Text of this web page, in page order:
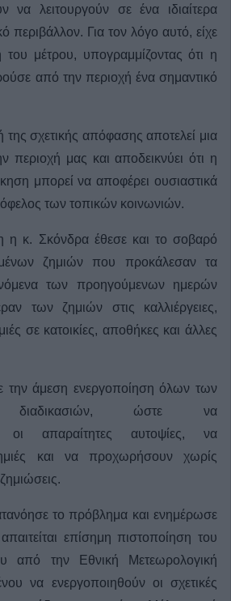
να λειτουργούν σε ένα ιδιαίτερα
περιβάλλον. Για τον λόγο αυτό, είχε
του μέτρου, υπογραμμίζοντας ότι η
από την περιοχή ένα σημαντικό
σχετικής απόφασης αποτελεί μια
περιοχή μας και αποδεικνύει ότι η
μπορεί να αποφέρει ουσιαστικά
των τοπικών κοινωνιών.
η κ. Σκόνδρα έθεσε και το σοβαρό
ζημιών που προκάλεσαν τα
των προηγούμενων ημερών
των ζημιών στις καλλιέργειες,
σε κατοικίες, αποθήκες και άλλες
την άμεση ενεργοποίηση όλων των
διαδικασιών, ώστε να
οι απαραίτητες αυτοψίες, να
και να προχωρήσουν χωρίς
το πρόβλημα και ενημέρωσε
επίσημη πιστοποίηση του
από την Εθνική Μετεωρολογική
να ενεργοποιηθούν οι σχετικές